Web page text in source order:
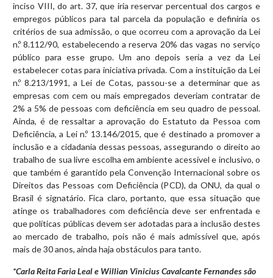
inciso VIII, do art. 37, que iria reservar percentual dos cargos e
empregos públicos para tal parcela da população e definiria os
critérios de sua admissão, o que ocorreu com a aprovação da Lei
n.º 8.112/90, estabelecendo a reserva 20% das vagas no serviço
público para esse grupo. Um ano depois seria a vez da Lei
estabelecer cotas para iniciativa privada. Com a instituição da Lei
n.º 8.213/1991, a Lei de Cotas, passou-se a determinar que as
empresas com cem ou mais empregados deveriam contratar de
2% a 5% de pessoas com deficiência em seu quadro de pessoal.
Ainda, é de ressaltar a aprovação do Estatuto da Pessoa com
Deficiência, a Lei n.º 13.146/2015, que é destinado a promover a
inclusão e a cidadania dessas pessoas, assegurando o direito ao
trabalho de sua livre escolha em ambiente acessível e inclusivo, o
que também é garantido pela Convenção Internacional sobre os
Direitos das Pessoas com Deficiência (PCD), da ONU, da qual o
Brasil é signatário. Fica claro, portanto, que essa situação que
atinge os trabalhadores com deficiência deve ser enfrentada e
que políticas públicas devem ser adotadas para a inclusão destes
ao mercado de trabalho, pois não é mais admissível que, após
mais de 30 anos, ainda haja obstáculos para tanto.
*Carla Reita Faria Leal e Willian Vinicius Cavalcante Fernandes são